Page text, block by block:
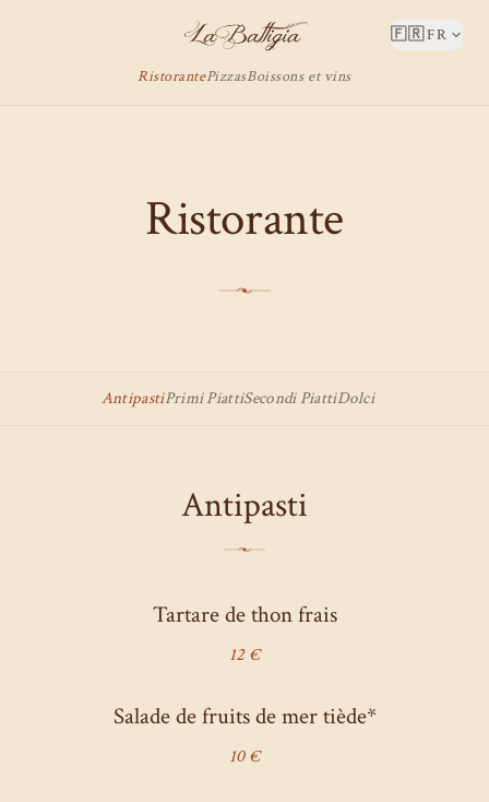
LA BATTIGIA 🇫🇷FR
RistorantePizzasBoissons et vins
Ristorante
AntipastiPrimi PiattiSecondi PiattiDolci
Antipasti
Tartare de thon frais
12 €
Salade de fruits de mer tiède*
10 €